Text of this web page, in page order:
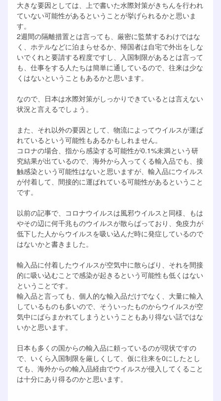
大きな要因としては、上で書いた水際対策がきちんを行われ
ていない可能性があるということが挙げられるかと思いま
す。
2週間の隔離措置とは言っても、厳密に監禁するわけではな
く、ホテルなどに泊まらせるか、帰国者は自宅で外出をしな
いでくれと要請する程度ですし、入国制限があるとは言って
も、仕事をする人たちは簡単に通しているので、往来は少な
くはないということもあるかと思います。
なので、日本は水際対策がしっかりできているとは言えない
状況と言えるでしょう。
また、それ以外の要因として、物流によってウイルスが運ば
れているという可能性もあるかもしれません。
コロナの場合、指から感染する可能性が0.1%未満という研
究結果が出ているので、海外から入ってくる輸入品でも、接
触感染という可能性はないと思いますが、輸入品にウイルス
が付着して、間接的に運ばれている可能性があるということ
です。
以前の記事で、コロナウイルスは風邪ウイルスと同様、もは
やその辺に何千兆ものウイルスが散らばっており、免疫力が
低下した人からウイルスを吸い込んだ時に発症しているので
はないかと書きました。
輸入品に付着したウイルスが空気中に散らばり、それを間接
的に吸い込むことで感染が起きるという可能性も低くはない
ということです。
輸入品と言っても、個人的な輸入品だけでなく、大量に輸入
しているものも多いので、そういったものからウイルスが空
気中にばらまかれてしまうということもあり得ない話ではな
いかと思います。
日本も多くの国からの輸入品に頼っているのが現状ですの
で、いくら入国制限を厳しくして、仮に往来を0にしたとし
ても、海外からの輸入品経由でウイルスが侵入してくること
は十分にあり得るのかと思います。